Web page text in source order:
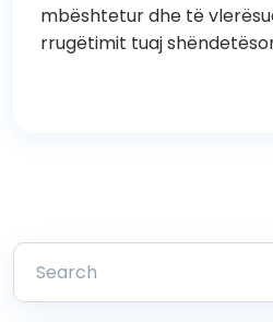
mbështetur dhe të
rrugëtimit tuaj